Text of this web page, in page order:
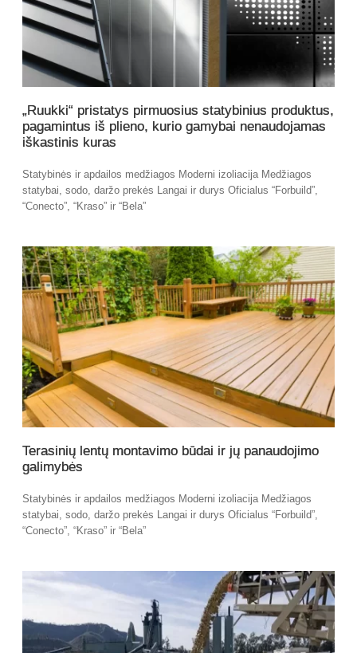
„Ruukki“ pristatys pirmuosius statybinius produktus,
pagamintus iš plieno, kurio gamybai nenaudojamas
iškastinis kuras
Statybinės ir apdailos medžiagos Moderni izoliacija Medžiagos
statybai, sodo, daržo prekės Langai ir durys Oficialus “Forbuild”,
“Conecto”, “Kraso” ir “Bela”
Terasinių lentų montavimo būdai ir jų panaudojimo
galimybės
Statybinės ir apdailos medžiagos Moderni izoliacija Medžiagos
statybai, sodo, daržo prekės Langai ir durys Oficialus “Forbuild”,
“Conecto”, “Kraso” ir “Bela”